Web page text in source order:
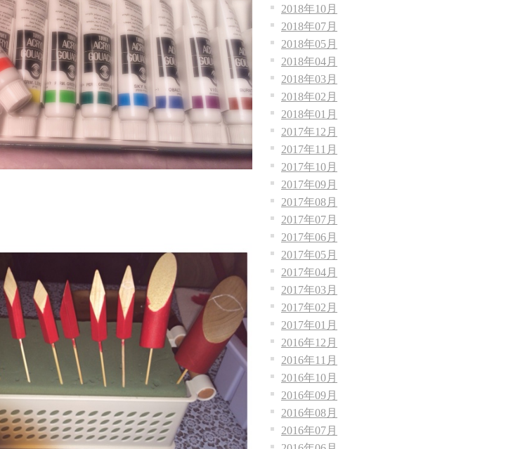
2018年10月
2018年07月
2018年05月
2018年04月
2018年03月
2018年02月
2018年01月
2017年12月
2017年11月
2017年10月
2017年09月
2017年08月
2017年07月
2017年06月
2017年05月
2017年04月
2017年03月
2017年02月
2017年01月
2016年12月
2016年11月
2016年10月
2016年09月
2016年08月
2016年07月